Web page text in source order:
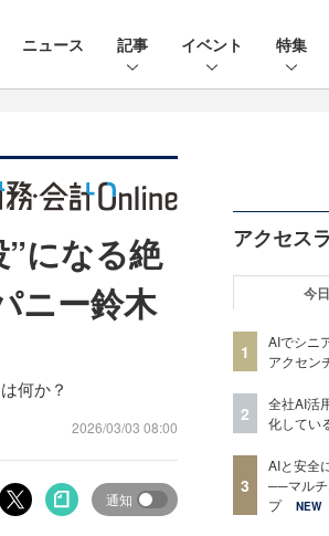
ニュース 記事 イベント 特集
になる絶
ニー鈴木
何か？
2026/03/03 08:00
通知
アクセス
今日
1
AIでシニ
アクセン
2
全社AI活
化してい
3
AIと安全
──マルチ
プ
NEW